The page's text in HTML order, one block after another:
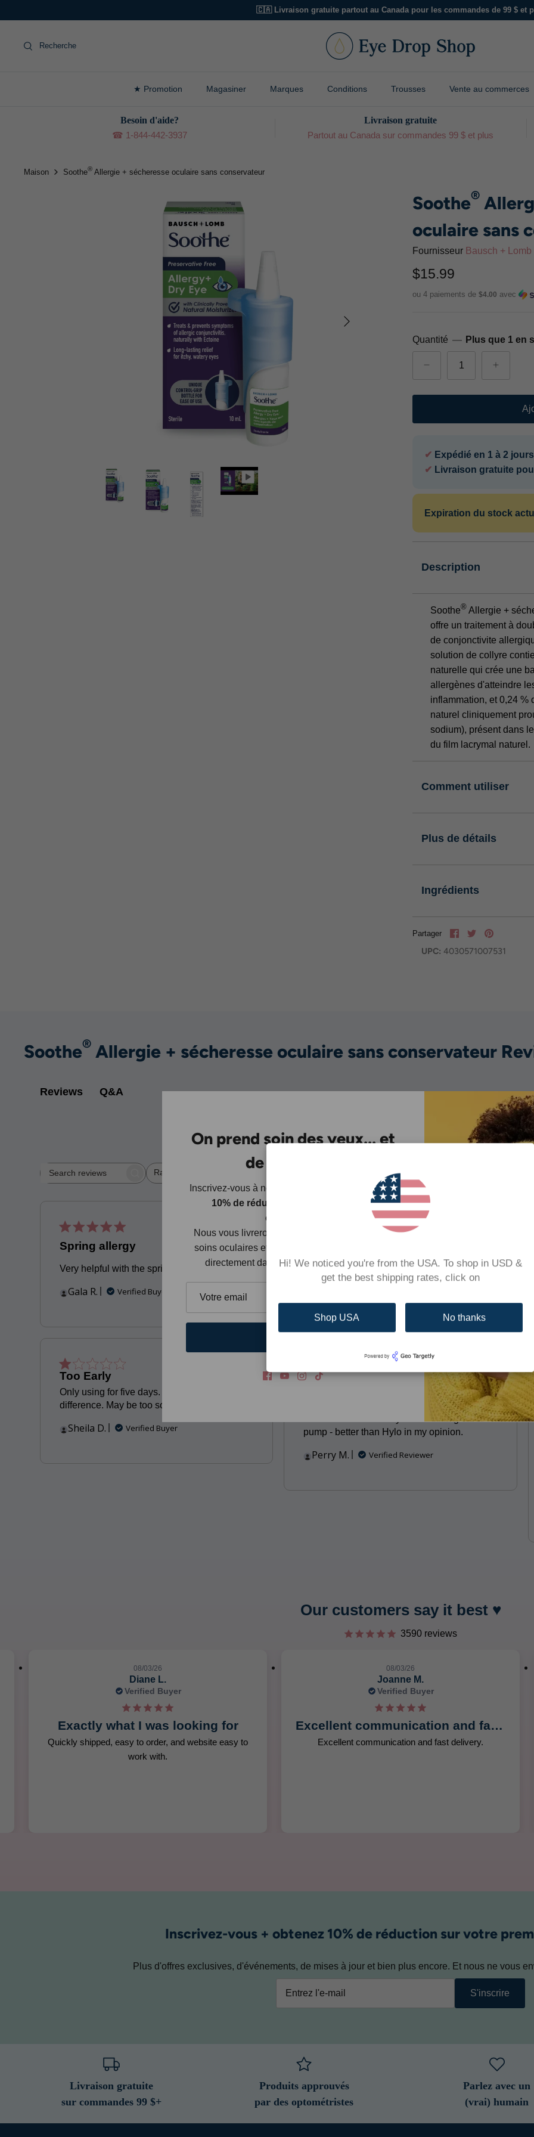
au
🇨🇦 Livraison gratuite partout au Canada pour les commandes de 99 $ et
Recherche
★ Promotion Magasiner Marques Conditions Trousses Vente au commerces
Besoin d'aide?
☎ 1-844-442-3937
Livraison gratuite
Partout au Canada sur commandes 99 $ et plus
Maison Soothe®Allergie + sécheresse oculaire sans conservateur
Soothe®
oculaire sans
Fournisseur Bausch + Lomb
$15.99
ou 4 paiements de$4.00 avec
Quantité Plus que 1 en
✔ Expédié en 1 à 2
✔ Livraison gratuite
Expiration du stock
Description
Soothe® Allergie +
offre un traitement à
de conjonctivite
solution de collyre
naturelle qui crée une
allergènes d'atteindre
inflammation, et 0,24 %
naturel cliniquement
sodium), présent dans
du film lacrymal naturel.
Comment utiliser
Plus de détails
Ingrédients
Partager PartagerTweeterÉpinglez-
UPC: 4030571007531
Soothe® Allergie + sécheresse oculaire sans conservateur
Reviews Q&A
Search
Rating
All ratings
Published
date
05/05/26
Spring allergy
Very helpful with the spring allergy
Gala R. Verified Buyer
We didn’t receive it
Too Early
Only using for five days. Don’t notice any
difference. May be too soon.
Sheila D. Verified Buyer
date
Very ergonomically friendly
One of the only PF drops I can administer
without a mirror. I really like the design of the
pump - better than Hylo in my opinion.
Perry M. Verified Reviewer
Our customers say it best ♥︎
3590 reviews
Joanne M.
Verified Buyer
08/03/26
Excellent communication and fast delivery.
Excellent communication and fast delivery.
Jennifer D.
Verified Buyer
08/06/26
Service is always efficient and
Service is always efficient and reliable. Excellent
Inscrivez-vous + obtenez 10% de réduction sur votre
Plus d'offres exclusives, d'événements, de mises à jour et bien plus encore. Et nous ne vous
S'inscrire
Livraison gratuite
sur commandes 99 $+
Produits approuvés
par des optométristes
Parlez avec un
(vrai) humain
On prend soin des yeux... et
de nos amis !
Inscrivez-vous à notre newsletter et bénéficiezde
10% de réduction sur votre première
commande !
Nous vous livrerons également des conseils de
soins oculaires et
directement dans votre boîte de réception.
Hi! We noticed you're from the USA. To shop in USD &
get the best shipping rates, click on
Shop USA No thanks